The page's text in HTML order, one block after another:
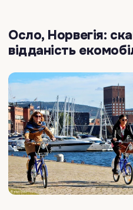
Осло, Норвегія:
відданість